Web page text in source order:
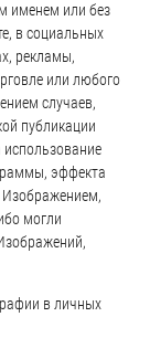
именем или без
в социальных
рекламы,
или любого
случаев,
публикации
использование
эффекта
Изображением,
могли
в личных